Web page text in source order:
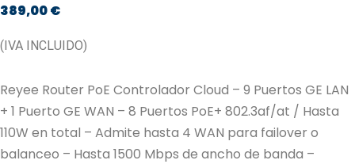
389,00€
(IVA INCLUIDO)
Reyee Router PoE Controlador Cloud – 9 Puertos GE LAN
+ 1 Puerto GE WAN – 8 Puertos PoE+ 802.3af/at / Hasta
110W en total – Admite hasta 4 WAN para failover o
balanceo – Hasta 1500 Mbps de ancho de banda –